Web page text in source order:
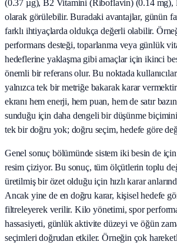
(0.37 µg), B2 Vitamini (Riboflavin) (0.14 mg),
olarak görülebilir. Buradaki avantajlar, günün
farklı ihtiyaçlarda oldukça değerli olabilir.
performans desteği, toparlanma veya günlük
hedeflerine yaklaşma gibi amaçlar için ikinci
önemli bir referans olur. Bu noktada
yalnızca tek bir metriğe bakarak karar
ekranı hem enerji, hem puan, hem de satır
sunduğu için daha dengeli bir düşünme
tek bir doğru yok; doğru seçim, hedefe göre
Genel sonuç bölümünde sistem iki besin de
resim çiziyor. Bu sonuç, tüm ölçütlerin toplu
üretilmiş bir özet olduğu için hızlı karar
Ancak yine de en doğru karar, kişisel hedefe
filtreleyerek verilir. Kilo yönetimi, spor
hassasiyeti, günlük aktivite düzeyi ve öğün
seçimleri doğrudan etkiler. Örneğin çok